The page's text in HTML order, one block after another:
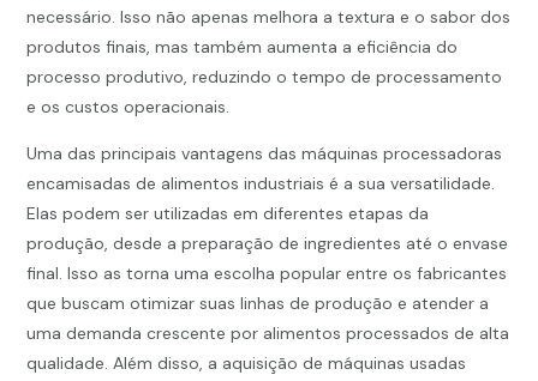
necessário. Isso não apenas melhora a textura e o sabor dos
produtos finais, mas também aumenta a eficiência do
processo produtivo, reduzindo o tempo de processamento
e os custos operacionais.
Uma das principais vantagens das máquinas processadoras
encamisadas de alimentos industriais é a sua versatilidade.
Elas podem ser utilizadas em diferentes etapas da
produção, desde a preparação de ingredientes até o envase
final. Isso as torna uma escolha popular entre os fabricantes
que buscam otimizar suas linhas de produção e atender a
uma demanda crescente por alimentos processados de alta
qualidade. Além disso, a aquisição de máquinas usadas